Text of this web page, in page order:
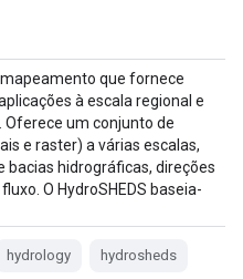
mapeamento que fornece
à escala regional e
um conjunto de
e raster) a várias escalas,
bacias hidrográficas, direções
O HydroSHEDS baseia-
hydrology hydrosheds